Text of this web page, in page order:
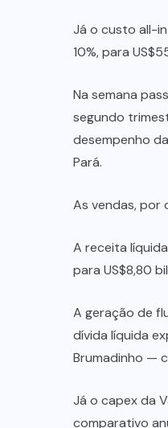
Já o custo all-
10%, para
Na semana
segundo
desempenho
Pará.
As vendas, por
A receita
para US$8,80
A geração de
dívida líquida
Brumadinho —
Já o capex da
comparativo